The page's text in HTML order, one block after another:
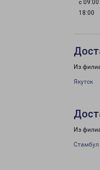
с
18:00
Из
Якутск
Из
Стамбул